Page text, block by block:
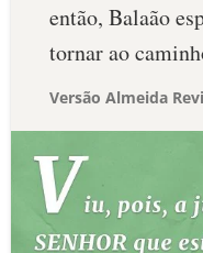
então, Balaão
tornar ao
Versão Almeida